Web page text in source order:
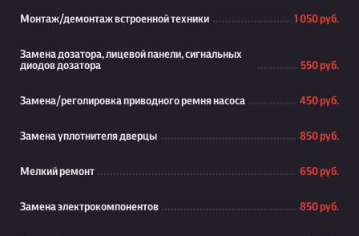
Монтаж/демонтаж встроенной техники 1 050 руб.
Замена дозатора, лицевой панели, сигнальных
диодов дозатора
550 руб.
Замена/реголировка приводного ремня насоса 450 руб.
Замена уплотнителя дверцы 850 руб.
Мелкий ремонт 650 руб.
Замена электрокомпонентов 850 руб.